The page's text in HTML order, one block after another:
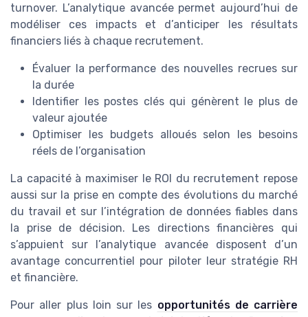
turnover. L’analytique avancée permet aujourd’hui de
modéliser ces impacts et d’anticiper les résultats
financiers liés à chaque recrutement.
Évaluer la performance des nouvelles recrues sur
la durée
Identifier les postes clés qui génèrent le plus de
valeur ajoutée
Optimiser les budgets alloués selon les besoins
réels de l’organisation
La capacité à maximiser le ROI du recrutement repose
aussi sur la prise en compte des évolutions du marché
du travail et sur l’intégration de données fiables dans
la prise de décision. Les directions financières qui
s’appuient sur l’analytique avancée disposent d’un
avantage concurrentiel pour piloter leur stratégie RH
et financière.
Pour aller plus loin sur les opportunités de carrière